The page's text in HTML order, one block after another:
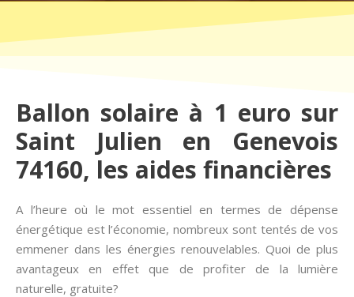
Ballon solaire à 1 euro sur
Saint Julien en Genevois
74160, les aides financières
A l’heure où le mot essentiel en termes de dépense
énergétique est l’économie, nombreux sont tentés de vos
emmener dans les énergies renouvelables. Quoi de plus
avantageux en effet que de profiter de la lumière
naturelle, gratuite?